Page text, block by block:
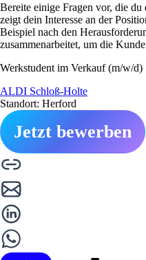
Bereite einige Fragen vor, die
zeigt dein Interesse an der
Beispiel nach den
zusammenarbeitet, um die
Werkstudent im Verkauf (m/w/d)
ALDI Schloß-Holte
Standort: Herford
Jetzt bewerben